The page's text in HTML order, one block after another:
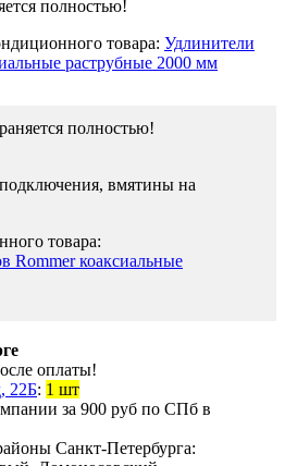
полностью!
товара: Удлинители
раструбные 2000 мм
полностью!
вмятины на
товара:
Rommer коаксиальные
оплаты!
22Б: 1 шт
за 900 руб по СПб в
Санкт-Петербурга: